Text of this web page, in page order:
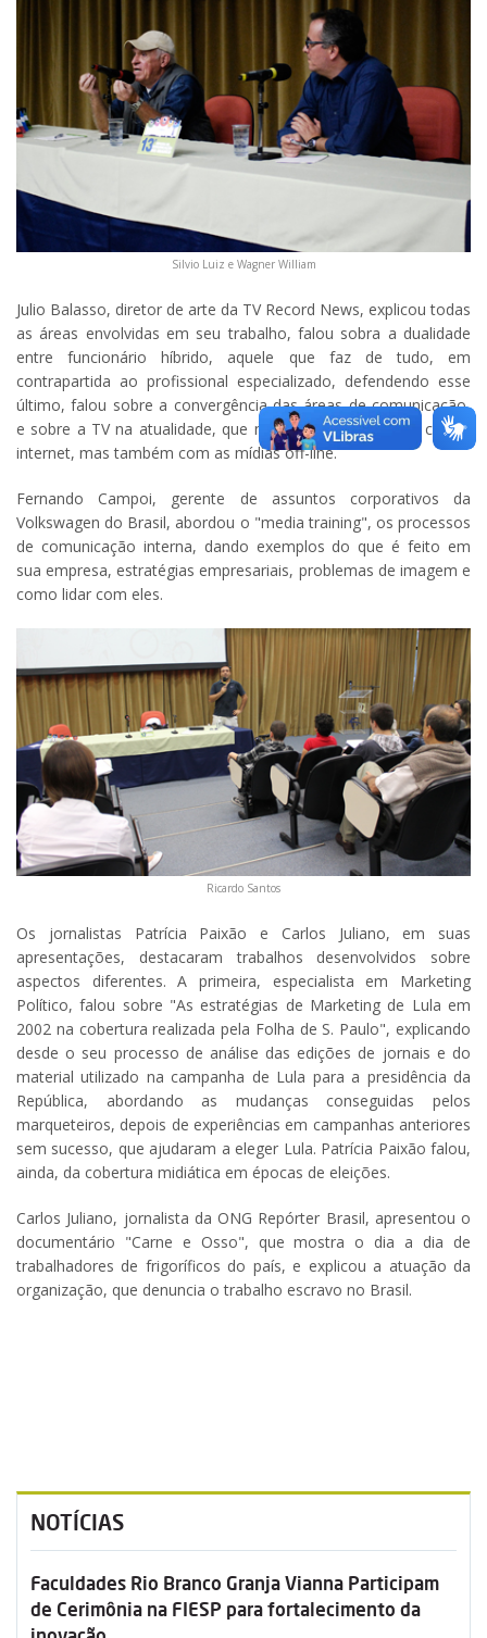
Silvio Luiz e Wagner William
Julio Balasso, diretor de arte da TV Record News, explicou todas
as áreas envolvidas em seu trabalho, falou sobra a dualidade
entre funcionário híbrido, aquele que faz de tudo, em
contrapartida ao profissional especializado, defendendo esse
último, falou sobre a convergência das áreas de comunicação,
e sobre a TV na atualidade, que não compete somente com a
internet, mas também com as mídias off-line.
Fernando Campoi, gerente de assuntos corporativos da
Volkswagen do Brasil, abordou o "media training", os processos
de comunicação interna, dando exemplos do que é feito em
sua empresa, estratégias empresariais, problemas de imagem e
como lidar com eles.
Ricardo Santos
Os jornalistas Patrícia Paixão e Carlos Juliano, em suas
apresentações, destacaram trabalhos desenvolvidos sobre
aspectos diferentes. A primeira, especialista em Marketing
Político, falou sobre "As estratégias de Marketing de Lula em
2002 na cobertura realizada pela Folha de S. Paulo", explicando
desde o seu processo de análise das edições de jornais e do
material utilizado na campanha de Lula para a presidência da
República, abordando as mudanças conseguidas pelos
marqueteiros, depois de experiências em campanhas anteriores
sem sucesso, que ajudaram a eleger Lula. Patrícia Paixão falou,
ainda, da cobertura midiática em épocas de eleições.
Carlos Juliano, jornalista da ONG Repórter Brasil, apresentou o
documentário "Carne e Osso", que mostra o dia a dia de
trabalhadores de frigoríficos do país, e explicou a atuação da
organização, que denuncia o trabalho escravo no Brasil.
NOTÍCIAS
Faculdades Rio Branco Granja Vianna Participam
de Cerimônia na FIESP para fortalecimento da